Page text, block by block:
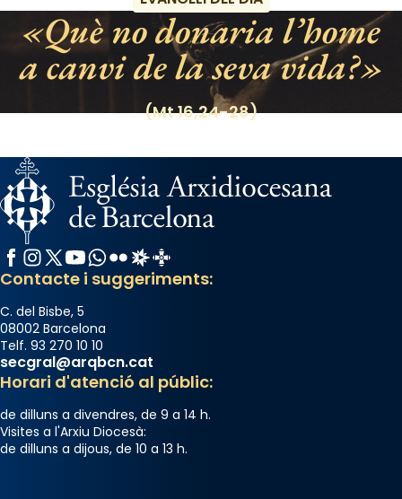
segons una dita popular.
Photo
View on Facebook Share
Què no donaria l’home
a canvi de la seva vida?
(Mt 16,24-28)
Facebook
Instagram
X / Twitter
YouTube
WhatsApp
FlickrRadio Estel
Catalunya Cristiana
Contacte i suggeriments:
C. del Bisbe, 5
08002 Barcelona
Telf. 93 270 10 10
secgral@arqbcn.cat
Horari d'atenció al públic:
de dilluns a divendres, de 9 a 14 h.
Visites a l'Arxiu Diocesà:
de dilluns a dijous, de 10 a 13 h.